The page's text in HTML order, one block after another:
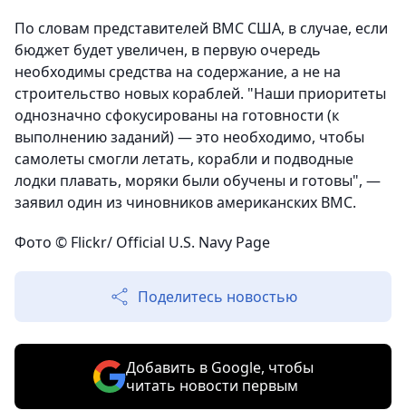
По словам представителей ВМС США, в случае, если
бюджет будет увеличен, в первую очередь
необходимы средства на содержание, а не на
строительство новых кораблей. "Наши приоритеты
однозначно сфокусированы на готовности (к
выполнению заданий) — это необходимо, чтобы
самолеты смогли летать, корабли и подводные
лодки плавать, моряки были обучены и готовы", —
заявил один из чиновников американских ВМС.
Фото © Flickr/ Official U.S. Navy Page
Поделитесь новостью
Добавить в Google, чтобы
читать новости первым